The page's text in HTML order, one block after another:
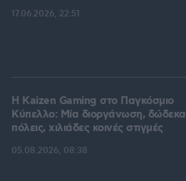
17.06.2026, 22:51
H Kaizen Gaming στο Παγκόσμιο
Kύπελλο: Μία διοργάνωση, δώδεκα
πόλεις, χιλιάδες κοινές στιγμές
05.08.2026, 08:38